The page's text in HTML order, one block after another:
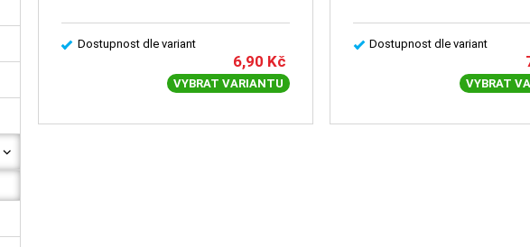
Dostupnost dle variant
6,90 Kč
VYBRAT VARIANTU
Dostupnost dle variant
VYBRAT